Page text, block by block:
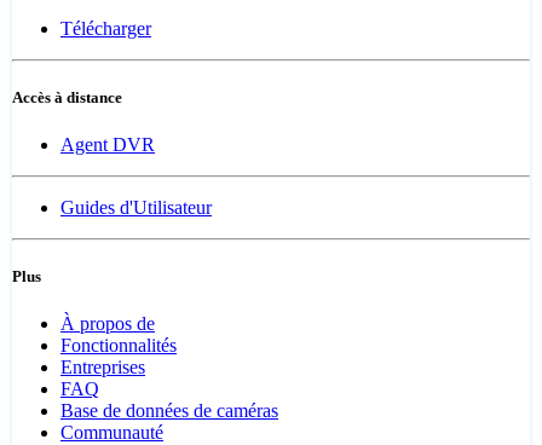
Télécharger
Accès à distance
Agent DVR
Guides d'Utilisateur
Plus
À propos de
Fonctionnalités
Entreprises
FAQ
Base de données de caméras
Communauté